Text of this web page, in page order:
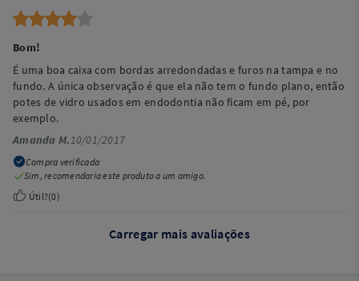
Bom!
É uma boa caixa com bordas arredondadas e furos na tampa e no
fundo. A única observação é que ela não tem o fundo plano, então
potes de vidro usados em endodontia não ficam em pé, por
exemplo.
Amanda M.10/01/2017
Compra verificada
Sim, recomendaria este produto a um amigo.
Útil?(0)
Carregar mais avaliações